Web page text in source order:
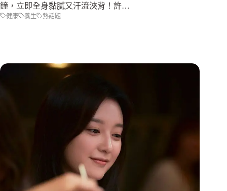
鐘，立即全身黏膩又汗流浹背！許…
健康 養生 熱話題